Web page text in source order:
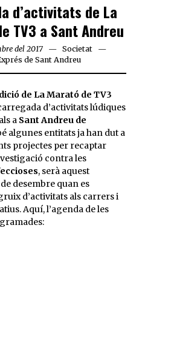
d’activitats de La
TV3 a Sant Andreu
del 2017
Societat
de Sant Andreu
de La Marató de TV3
d’activitats lúdiques
a Sant Andreu de
algunes entitats ja han dut a
projectes per recaptar
contra les
, serà aquest
desembre quan es
d’activitats als carrers i
Aquí, l’agenda de les